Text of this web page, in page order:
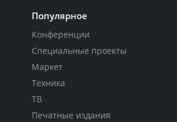
Популярное
Конференции
Специальные проекты
Маркет
Техника
ТВ
Печатные издания